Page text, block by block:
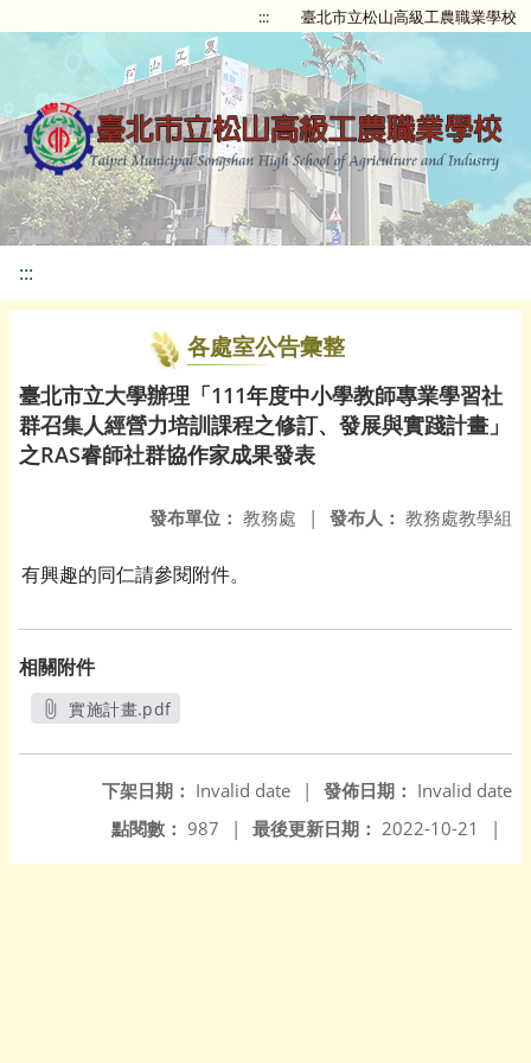
::: 臺北市立松山高級工農職業學校
:::
各處室公告彙整
臺北市立大學辦理「111年度中小學教師專業學習社
群召集人經營力培訓課程之修訂、發展與實踐計畫」
之RAS睿師社群協作家成果發表
發布人： 教務處教學組
發布單位： 教務處 |
有興趣的同仁請參閱附件。
相關附件
實施計畫.pdf
發佈日期： Invalid date
下架日期： Invalid date
|
最後更新日期： 2022-10-21 |
點閱數： 987 |